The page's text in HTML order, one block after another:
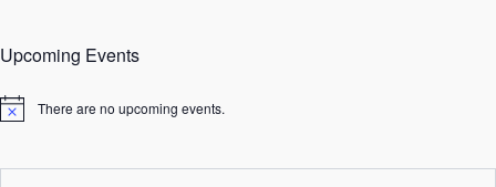
Upcoming Events
N
i
There are no upcoming events.